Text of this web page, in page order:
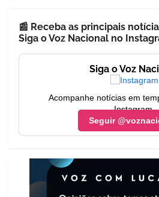
📰 Receba as principais
Siga o Voz Nacional no
Siga o Voz
Acompanhe notícias em
Instagram.
Seguir